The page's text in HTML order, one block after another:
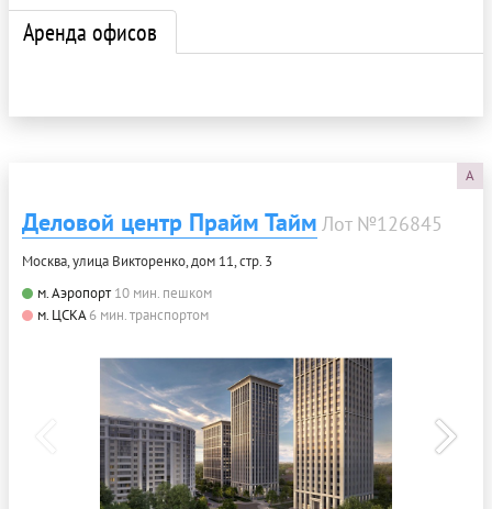
Аренда офисов
A
Деловой центр Прайм Тайм Лот №126845
Москва, улица Викторенко, дом 11, стр. 3
м. Аэропорт 10 мин. пешком
м. ЦСКА 6 мин. транспортом